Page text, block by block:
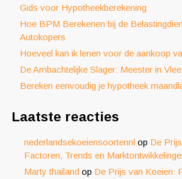
Gids voor Hypotheekberekening
Hoe BPM Berekenen bij de
Autokopers
Hoeveel kan ik lenen voor de aankoop
De Ambachtelijke Slager: Meester in
Bereken eenvoudig je hypotheek
Laatste reacties
nederlandsekoeiensoortennl op De
Factoren, Trends en
Marty thailand op De Prijs van Koeien: